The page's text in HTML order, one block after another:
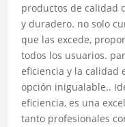
productos de calidad
y duradero. no solo
que las excede,
todos los usuarios.
eficiencia y la calidad
opción inigualable..
eficiencia, es una
tanto profesionales